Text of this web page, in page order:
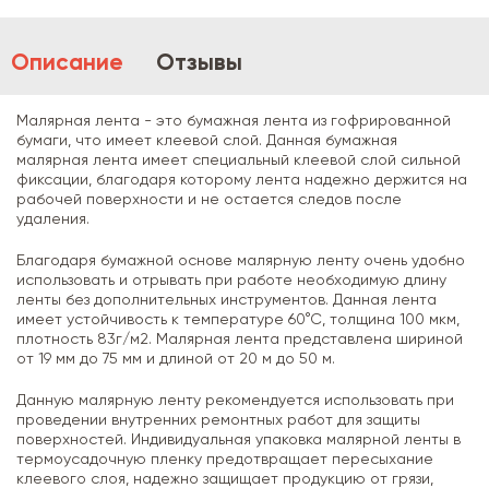
Описание Отзывы
Малярная лента - это бумажная лента из гофрированной
бумаги, что имеет клеевой слой. Данная бумажная
малярная лента имеет специальный клеевой слой сильной
фиксации, благодаря которому лента надежно держится на
рабочей поверхности и не остается следов после
удаления.
Благодаря бумажной основе малярную ленту очень удобно
использовать и отрывать при работе необходимую длину
ленты без дополнительных инструментов. Данная лента
имеет устойчивость к температуре 60°С, толщина 100 мкм,
плотность 83г/м2. Малярная лента представлена ​​шириной
от 19 мм до 75 мм и длиной от 20 м до 50 м.
Данную малярную ленту рекомендуется использовать при
проведении внутренних ремонтных работ для защиты
поверхностей. Индивидуальная упаковка малярной ленты в
термоусадочную пленку предотвращает пересыхание
клеевого слоя, надежно защищает продукцию от грязи,